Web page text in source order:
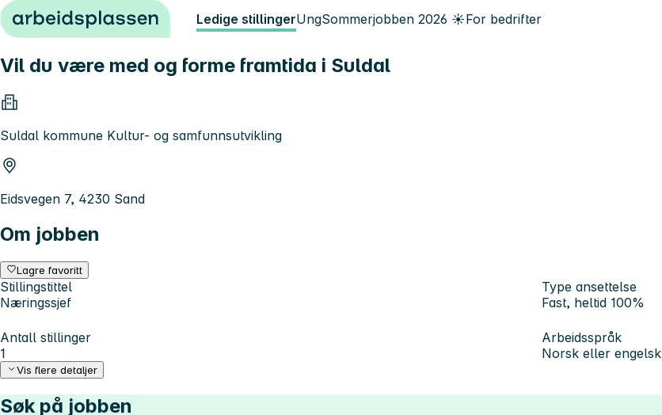
Hopp til innhold Ledige stillingerUngSommerjobben 2026 ☀️For bedrifter
Vil du være med og forme framtida i Suldal
Suldal kommune Kultur- og samfunnsutvikling
Eidsvegen 7, 4230 Sand
Om jobben
Lagre favoritt
Stillingstittel
Næringssjef
Type ansettelse
Fast, heltid 100%
Antall stillinger
1
Arbeidsspråk
Norsk eller engelsk
Vis flere detaljer
Søk på jobben